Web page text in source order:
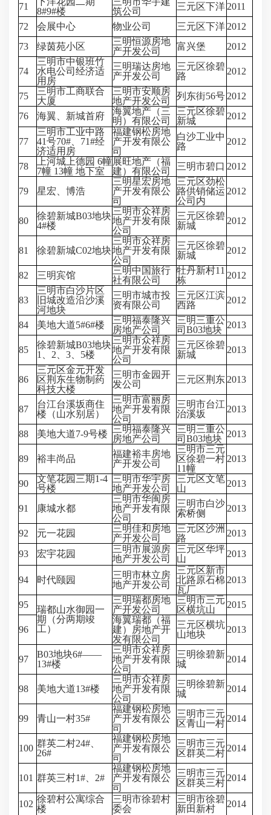
71
8#9#楼
筑公司
三元区下洋 2011
72
会展中心 物业公司 三元区下洋 2012
73
绿茵苑小区
三明恒源房地
产开发公司
富兴堡 2012
74
三明市中银班竹
水电公司经济适
用房
三明瑞达房地
产开发公司
三元区徐碧
路
2012
75
三明市工商联合
大厦
三明市安顺房
地产开发公司
列东街56号 2012
76
海翼、新城首府
海翼地产（三
明）有限公司
三元区徐碧
新城
2012
77
三明市工业中路
41号70#、71#经
济适用房
福建钢松房地
产开发有限公
司
白沙工业中
路
2012
78
上河城上德园 6幢
7幢 13幢 地下室
展旺地产（福
建）有限公司
三明市碧口 2012
79 星宏、博浩
三明星宏房地
产开发有限公
司
三元区劲松
路供销储运
公司内
2012
80
徐碧新城B03地块
4#楼
三明市众祥房
地产开发有限
公司
三元区徐碧
新城
2012
81 徐碧新城C02地块
三明市众祥房
地产开发有限
公司
三元区徐碧
新城
2012
82 三明宾馆
三明中国旅行
社有限公司
牡丹新村11
栋
2012
83
三明市白沙片区
旧城改造沿沙溪
河地块
三明市城市投
资有限公司
三元区江滨
西路
2012
84 美地大道5#6#楼
三明福泰隆兴
房地产公司
三明三重公
司B03地块 2013
85
徐碧新城B03地块
1、2、3、5楼
三明市众祥房
地产开发有限
公司
三元区徐碧
新城
2013
86
三元区金元开发
区荆东生物制药
科技大楼
三明市金园开
发公司
三元区荆东 2013
87
台江台溪坂商住
楼（山水别居）
三明市富丽房
地产开发有限
公司
三明市台江
治溪坂
2013
88 美地大道7-9号楼 三明福泰隆兴
房地产公司
三明三重公
司B03地块 2013
89 裕丰尚品
福建裕丰房地
产开发公司
三明市三元
区徐碧一村
11幢
2013
90
文笔花园三期1-4
号楼
三明市华宇房
地产开发公司
三元区文笔
山
2013
91 康城水都
三明市华闽房
地产开发有限
公司
三明市白沙
索桥侧
2013
92 元一花园
三明佳和房地
产开发公司
三元区沙洲
路
2013
93
宏宇花园
三明市展源房
地产开发公司
三元区华坪
山
2013
94 时代颐园
三明市林立房
地产开发公司
三元区新市
北路原石棉
瓦厂
2013
95
瑞都山水御园一
期（分两期竣
工）
三明瑞都房地
产开发公司
三明市三元
区横坑山
2015
96
海翼瑞都（福
建）房地产开
发有限公司
三元区横坑
山地块
2013
97
B03地块6#——
13#楼
三明市众祥房
地产开发有限
公司
三明徐碧新
城
2014
98 美地大道13#楼
三明市众祥房
地产开发有限
公司
三明徐碧新
城
2014
99 青山一村35#
福建钢松房地
产开发有限公
司
三明市三元
区青山一村 2014
100 群英二村24#、
26#
福建钢松房地
产开发有限公
司
三明市三元
区群英二村 2014
101 群英三村1#、2#
福建钢松房地
产开发有限公
司
三明市三元
区群英三村 2014
102 徐碧村公寓综合
楼
三明市徐碧村
委会
三明市徐碧
新田新村
2014